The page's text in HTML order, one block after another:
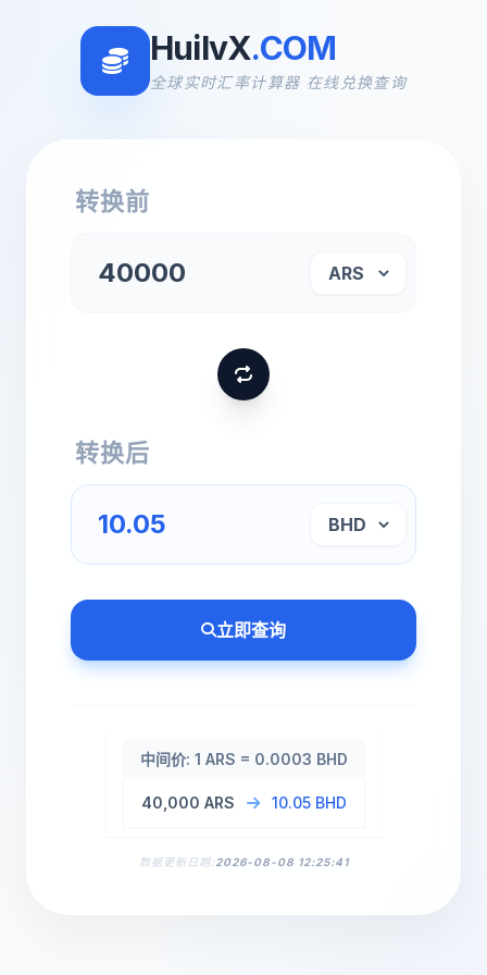
HuilvX.COM
全球实时汇率计算器 在线兑换查询
转换前
转换后
立即查询
中间价: 1 ARS = 0.0003 BHD
40,000 ARS 10.05 BHD
数据更新日期:2026-08-08 12:25:41